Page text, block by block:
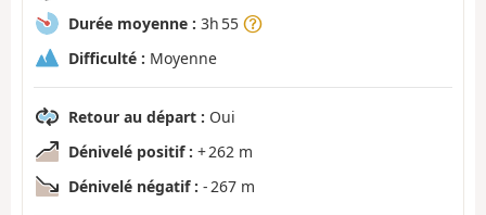
Durée moyenne : 3h 55
Difficulté : Moyenne
Retour au départ : Oui
Dénivelé positif : + 262 m
Dénivelé négatif : - 267 m